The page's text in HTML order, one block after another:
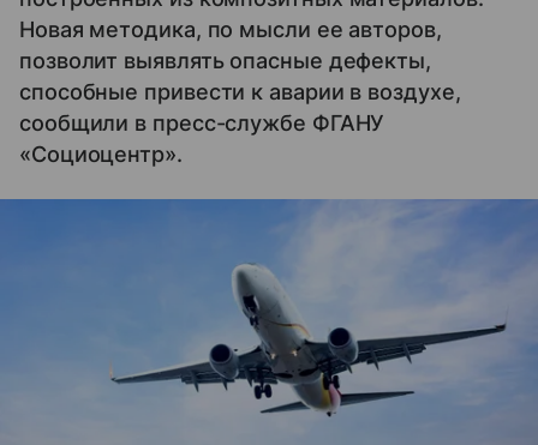
Новая методика, по мысли ее авторов,
позволит выявлять опасные дефекты,
способные привести к аварии в воздухе,
сообщили в пресс-службе ФГАНУ
«Cоциоцентр».